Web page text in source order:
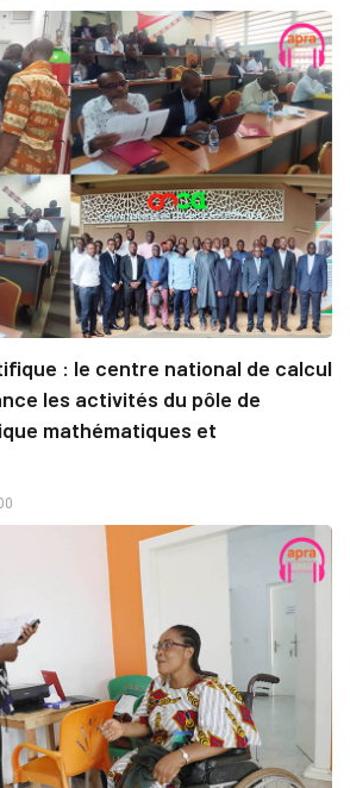
: le centre national de calcul
les activités du pôle de
mathématiques et